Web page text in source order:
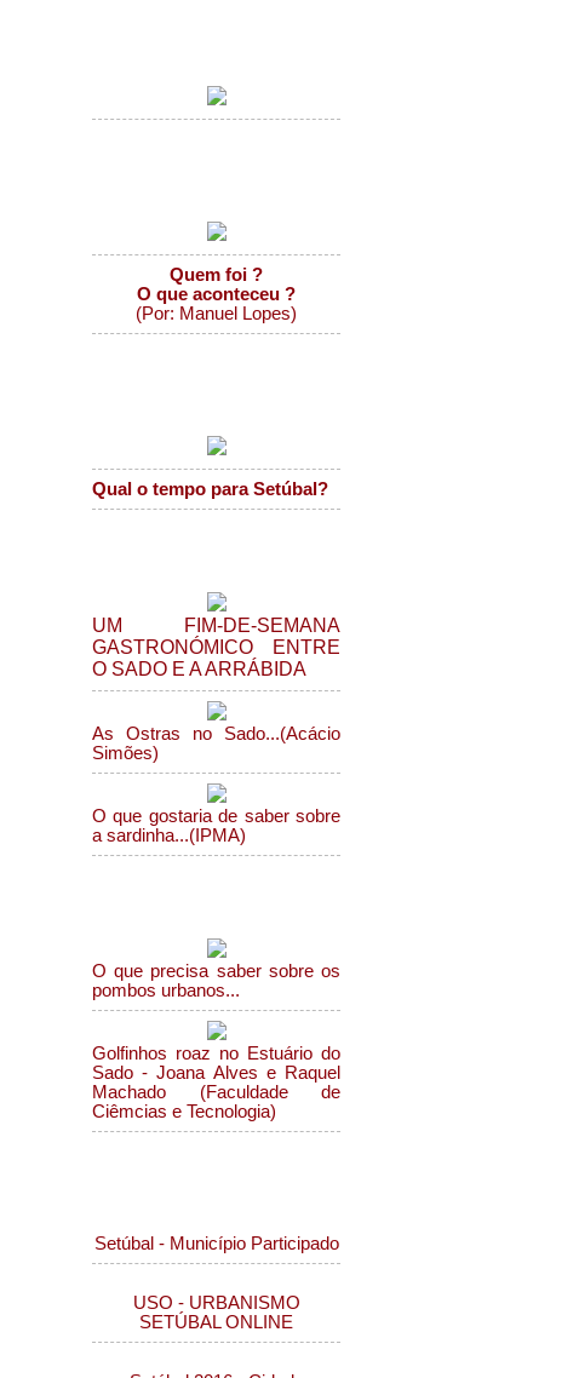
Quem foi ?
O que aconteceu ?
(Por: Manuel Lopes)
Qual o tempo para Setúbal?
UM FIM-DE-SEMANA
GASTRONÓMICO ENTRE
O SADO E A ARRÁBIDA
As Ostras no Sado...(Acácio
Simões)
O que gostaria de saber sobre
a sardinha...(IPMA)
O que precisa saber sobre os
pombos urbanos...
Golfinhos roaz no Estuário do
Sado - Joana Alves e Raquel
Machado (Faculdade de
Ciêmcias e Tecnologia)
Setúbal - Município Participado
USO - URBANISMO
SETÚBAL ONLINE